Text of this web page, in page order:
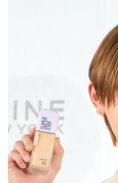
フィルム
Emoメン
ランキング